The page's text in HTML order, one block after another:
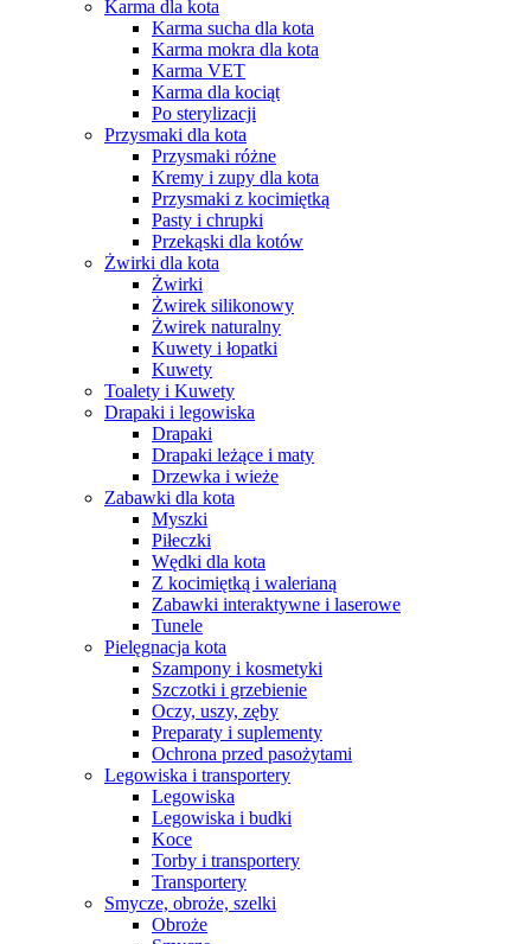
Karma dla kota
Karma sucha dla kota
Karma mokra dla kota
Karma VET
Karma dla kociąt
Po sterylizacji
Przysmaki dla kota
Przysmaki różne
Kremy i zupy dla kota
Przysmaki z kocimiętką
Pasty i chrupki
Przekąski dla kotów
Żwirki dla kota
Żwirki
Żwirek silikonowy
Żwirek naturalny
Kuwety i łopatki
Kuwety
Toalety i Kuwety
Drapaki i legowiska
Drapaki
Drapaki leżące i maty
Drzewka i wieże
Zabawki dla kota
Myszki
Piłeczki
Wędki dla kota
Z kocimiętką i walerianą
Zabawki interaktywne i laserowe
Tunele
Pielęgnacja kota
Szampony i kosmetyki
Szczotki i grzebienie
Oczy, uszy, zęby
Preparaty i suplementy
Ochrona przed pasożytami
Legowiska i transportery
Legowiska
Legowiska i budki
Koce
Torby i transportery
Transportery
Smycze, obroże, szelki
Obroże